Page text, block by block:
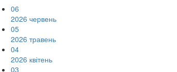
06
2026 червень
05
2026 травень
04
2026 квітень
03